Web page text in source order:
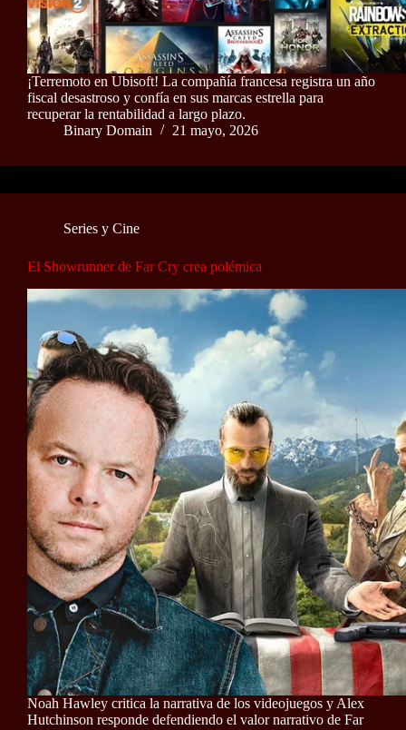
¡Terremoto en Ubisoft! La compañía francesa registra un año
fiscal desastroso y confía en sus marcas estrella para
recuperar la rentabilidad a largo plazo.
Binary Domain
21 mayo, 2026
Series y Cine
El Showrunner de Far Cry crea polémica
Noah Hawley critica la narrativa de los videojuegos y Alex
Hutchinson responde defendiendo el valor narrativo de Far